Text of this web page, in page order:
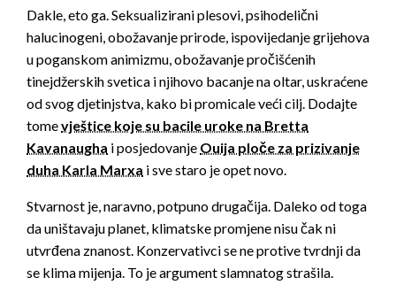
Dakle, eto ga. Seksualizirani plesovi, psihodelični
halucinogeni, obožavanje prirode, ispovijedanje grijehova
u poganskom animizmu, obožavanje pročišćenih
tinejdžerskih svetica i njihovo bacanje na oltar, uskraćene
od svog djetinjstva, kako bi promicale veći cilj. Dodajte
tomevještice koje su bacile uroke na Bretta
Kavanaugha i posjedovanje Ouija ploče za prizivanje
duha Karla Marxa i sve staro je opet novo.
Stvarnost je, naravno, potpuno drugačija. Daleko od toga
da uništavaju planet, klimatske promjene nisu čak ni
utvrđena znanost. Konzervativci se ne protive tvrdnji da
se klima mijenja. To je argument slamnatog strašila.